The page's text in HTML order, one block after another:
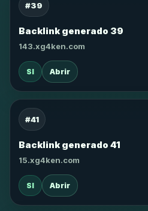
#39
Backlink generado 39
143.xg4ken.com
SI Abrir
#41
Backlink generado 41
15.xg4ken.com
SI Abrir